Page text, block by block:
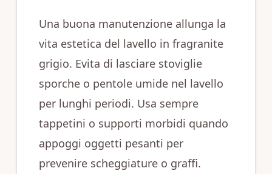
Una buona manutenzione allunga la
vita estetica del lavello in fragranite
grigio. Evita di lasciare stoviglie
sporche o pentole umide nel lavello
per lunghi periodi. Usa sempre
tappetini o supporti morbidi quando
appoggi oggetti pesanti per
prevenire scheggiature o graffi.